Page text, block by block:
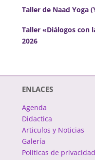
Taller de Naad Yoga
Taller «Diálogos con
2026
ENLACES
Agenda
Didactica
Articulos y Noticias
Galería
Politicas de privacidad